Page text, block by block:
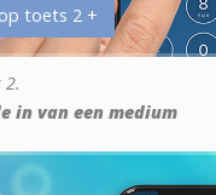
toets 2 +
2.
in van een medium